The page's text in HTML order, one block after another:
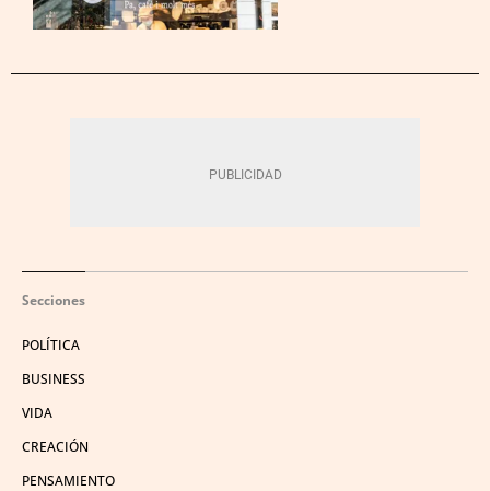
Secciones
POLÍTICA
BUSINESS
VIDA
CREACIÓN
PENSAMIENTO